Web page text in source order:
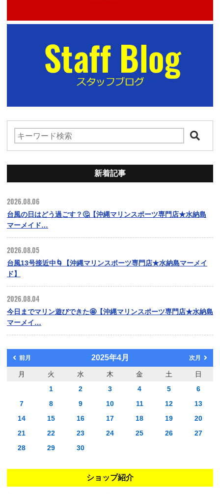
新着記事
2026.08.06
台風の日はどう過ごす？🤔【沖縄マリンスポーツ専門店★水納島
マーメイド…
2026.08.05
台風13号接近中🌀【沖縄マリンスポーツ専門店★水納島マーメイ
ド】
2026.08.04
今日までマリン遊びできた🤩【沖縄マリンスポーツ専門店★水納島
マーメイ…
前月 2025年4月 次月
月 火 水 木 金 土
日
1
2 3 4 5
6
7
8 9 10 11 12
13
14
15 16 17 18 19
20
21
22 23 24 25 26
27
28
29 30
ショップ紹介